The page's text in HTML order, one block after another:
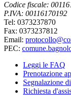
Codice fiscale:
P.IVA: 00116170192
Tel: 0373237870
Fax: 0373237812
Email:
PEC:
Leggi le FAQ
Prenotazione
Segnalazione
Richiesta